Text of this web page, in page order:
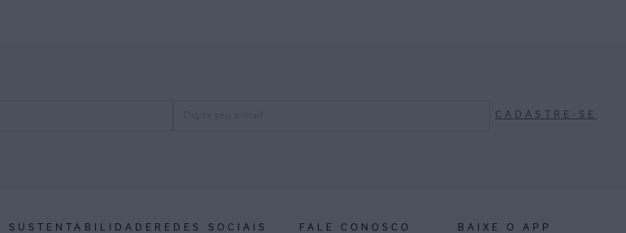
CADASTRE-SE
SUSTENTABILIDADE REDES SOCIAIS FALE CONOSCO BAIXE O APP